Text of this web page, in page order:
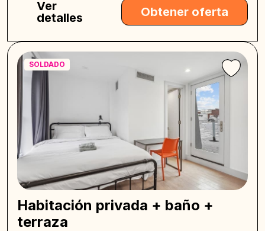
Ver
detalles
Obtener oferta
SOLDADO
Habitación privada + baño +
terraza